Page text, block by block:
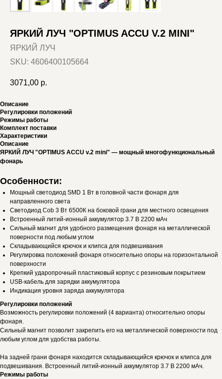
ЯРКИЙ ЛУЧ "OPTIMUS ACCU V.2 MINI"
ЯРКИЙ ЛУЧ
SKU: 4606400105664
3071,00 р.
Описание
Регулировки положений
Режимы работы
Комплект поставки
Характеристики
Описание
ЯРКИЙ ЛУЧ "OPTIMUS ACCU v.2 mini" — мощный многофункциональный
фонарь
Особенности:
Мощный светодиод SMD 1 Вт в головной части фонаря для
направленного света
Cветодиод Cob 3 Вт 6500К на боковой грани для местного освещения
Встроенный литий-ионный аккумулятор 3.7 В 2200 мАч
Сильный магнит для удобного размещения фонаря на металлической
поверности под любым углом
Складывающийся крючок и клипса для подвешивания
Регулировка положений фонаря относительно опоры на горизонтальной
поверхности
Крепкий ударопрочный пластиковый корпус с резиновым покрытием
USB-кабель для зарядки аккумулятора
Индикация уровня заряда аккумулятора
Регулировки положений
Возможность регулировки положений (4 варианта) относительно опоры
фонаря.
Сильный магнит позволит закрепить его на металлической поверхности под
любым углом для удобства работы.
На задней грани фонаря находится складывающийся крючок и клипса для
подвешивания. Встроенный литий-ионный аккумулятор 3.7 В 2200 мАч.
Режимы работы